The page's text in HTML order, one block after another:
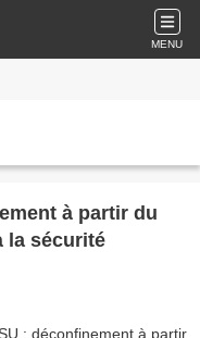
MENU
à partir du
la sécurité